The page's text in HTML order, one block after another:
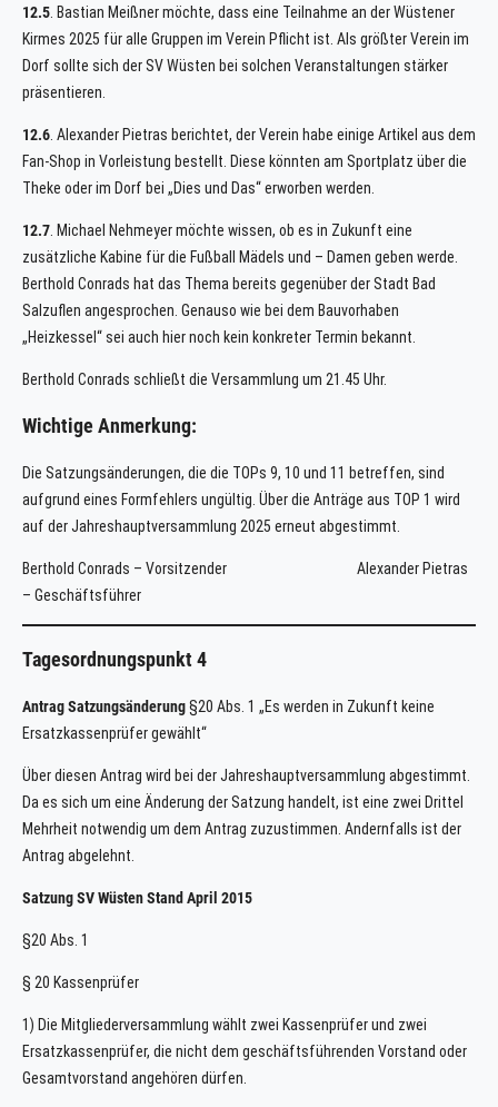
12.5 . Bastian Meißner möchte, dass eine Teilnahme an der Wüstener
Kirmes 2025 für alle Gruppen im Verein Pflicht ist. Als größter Verein im
Dorf sollte sich der SV Wüsten bei solchen Veranstaltungen stärker
präsentieren.
12.6 . Alexander Pietras berichtet, der Verein habe einige Artikel aus dem
Fan-Shop in Vorleistung bestellt. Diese könnten am Sportplatz über die
Theke oder im Dorf bei „Dies und Das“ erworben werden.
12.7 . Michael Nehmeyer möchte wissen, ob es in Zukunft eine
zusätzliche Kabine für die Fußball Mädels und – Damen geben werde.
Berthold Conrads hat das Thema bereits gegenüber der Stadt Bad
Salzuflen angesprochen. Genauso wie bei dem Bauvorhaben
„Heizkessel“ sei auch hier noch kein konkreter Termin bekannt.
Berthold Conrads schließt die Versammlung um 21.45 Uhr.
Wichtige Anmerkung:
Die Satzungsänderungen, die die TOPs 9, 10 und 11 betreffen, sind
aufgrund eines Formfehlers ungültig. Über die Anträge aus TOP 1 wird
auf der Jahreshauptversammlung 2025 erneut abgestimmt.
Berthold Conrads – Vorsitzender Alexander Pietras
– Geschäftsführer
Tagesordnungspunkt 4
Antrag Satzungsänderung§20 Abs. 1 „Es werden in Zukunft keine
Ersatzkassenprüfer gewählt“
Über diesen Antrag wird bei der Jahreshauptversammlung abgestimmt.
Da es sich um eine Änderung der Satzung handelt, ist eine zwei Drittel
Mehrheit notwendig um dem Antrag zuzustimmen. Andernfalls ist der
Antrag abgelehnt.
Satzung SV Wüsten Stand April 2015
§20 Abs. 1
§ 20 Kassenprüfer
1) Die Mitgliederversammlung wählt zwei Kassenprüfer und zwei
Ersatzkassenprüfer, die nicht dem geschäftsführenden Vorstand oder
Gesamtvorstand angehören dürfen.